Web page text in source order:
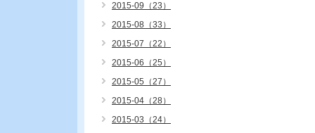
2015-09（23）
2015-08（33）
2015-07（22）
2015-06（25）
2015-05（27）
2015-04（28）
2015-03（24）